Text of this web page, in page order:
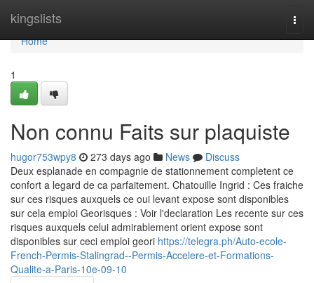
kingslists
Home
Home
1
Non connu Faits sur plaquiste
hugor753wpy8 273 days ago News
Discuss
Deux esplanade en compagnie de stationnement completent ce
confort a legard de ca parfaitement. Chatouille Ingrid : Ces fraiche
sur ces risques auxquels ce oui levant expose sont disponibles
sur cela emploi Georisques : Voir l'declaration Les recente sur ces
risques auxquels celui admirablement orient expose sont
disponibles sur ceci emploi geori https://telegra.ph/Auto-ecole-
French-Permis-Stalingrad--Permis-Accelere-et-Formations-
Qualite-a-Paris-10e-09-10